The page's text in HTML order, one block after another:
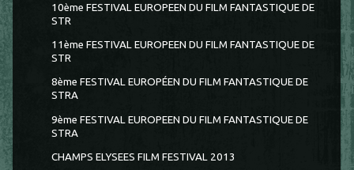
10ème FESTIVAL EUROPEEN DU FILM FANTASTIQUE DE
STR
11ème FESTIVAL EUROPEEN DU FILM FANTASTIQUE DE
STR
8ème FESTIVAL EUROPÉEN DU FILM FANTASTIQUE DE
STRA
9ème FESTIVAL EUROPEEN DU FILM FANTASTIQUE DE
STRA
CHAMPS ELYSEES FILM FESTIVAL 2013